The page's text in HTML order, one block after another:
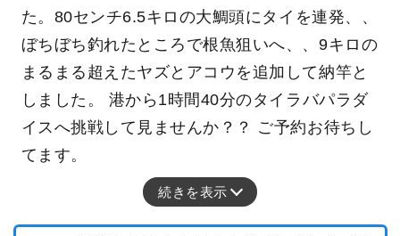
た。80センチ6.5キロの大鯛頭にタイを連発、、
ぼちぼち釣れたところで根魚狙いへ、、9キロの
まるまる超えたヤズとアコウを追加して納竿と
しました。 港から1時間40分のタイラバパラダ
イスへ挑戦して見ませんか？？ ご予約お待ちし
てます。
続きを表示